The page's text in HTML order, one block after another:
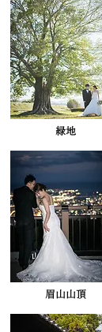
緑地
​眉山山頂